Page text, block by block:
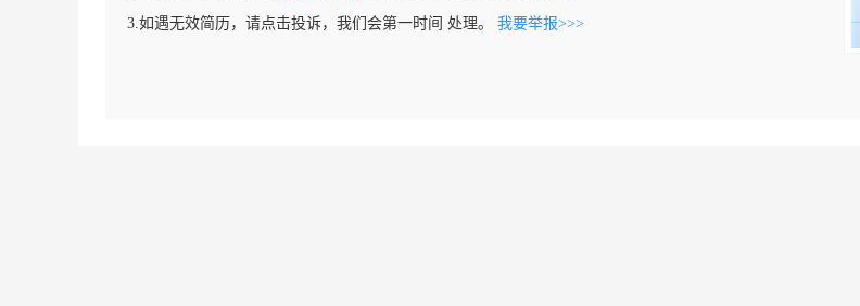
3.如遇无效简历，请点击投诉，我们会第一时间 处理。 我要举报>>>